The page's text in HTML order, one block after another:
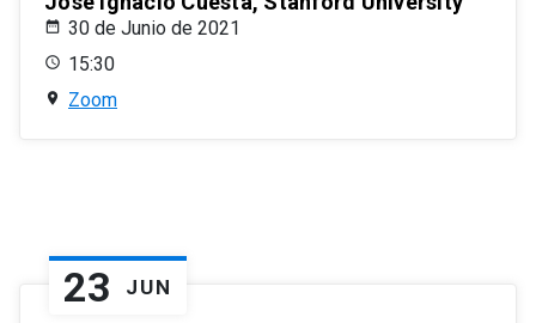
30 de Junio de 2021
15:30
Zoom
23 JUN